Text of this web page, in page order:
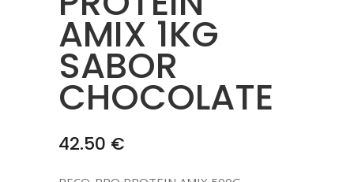
AMIX 1KG
SABOR
CHOCOLATE
42.50 €